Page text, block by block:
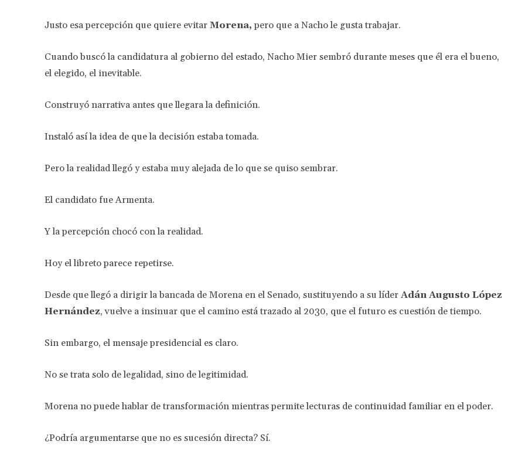
Justo esa percepción que quiere evitar Morena, pero que a Nacho le gusta trabajar.
Cuando buscó la candidatura al gobierno del estado, Nacho Mier sembró durante meses que él era el bueno,
el elegido, el inevitable.
Construyó narrativa antes que llegara la definición.
Instaló así la idea de que la decisión estaba tomada.
Pero la realidad llegó y estaba muy alejada de lo que se quiso sembrar.
El candidato fue Armenta.
Y la percepción chocó con la realidad.
Hoy el libreto parece repetirse.
Desde que llegó a dirigir la bancada de Morena en el Senado, sustituyendo a su líder Adán Augusto López
Hernández, vuelve a insinuar que el camino está trazado al 2030, que el futuro es cuestión de tiempo.
Sin embargo, el mensaje presidencial es claro.
No se trata solo de legalidad, sino de legitimidad.
Morena no puede hablar de transformación mientras permite lecturas de continuidad familiar en el poder.
¿Podría argumentarse que no es sucesión directa? Sí.